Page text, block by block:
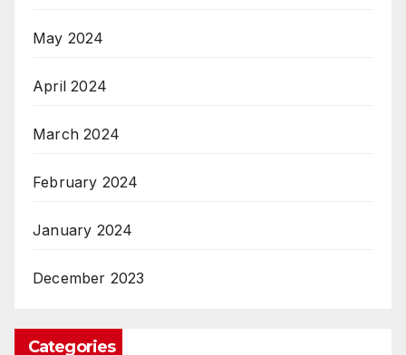
May 2024
April 2024
March 2024
February 2024
January 2024
December 2023
Categories